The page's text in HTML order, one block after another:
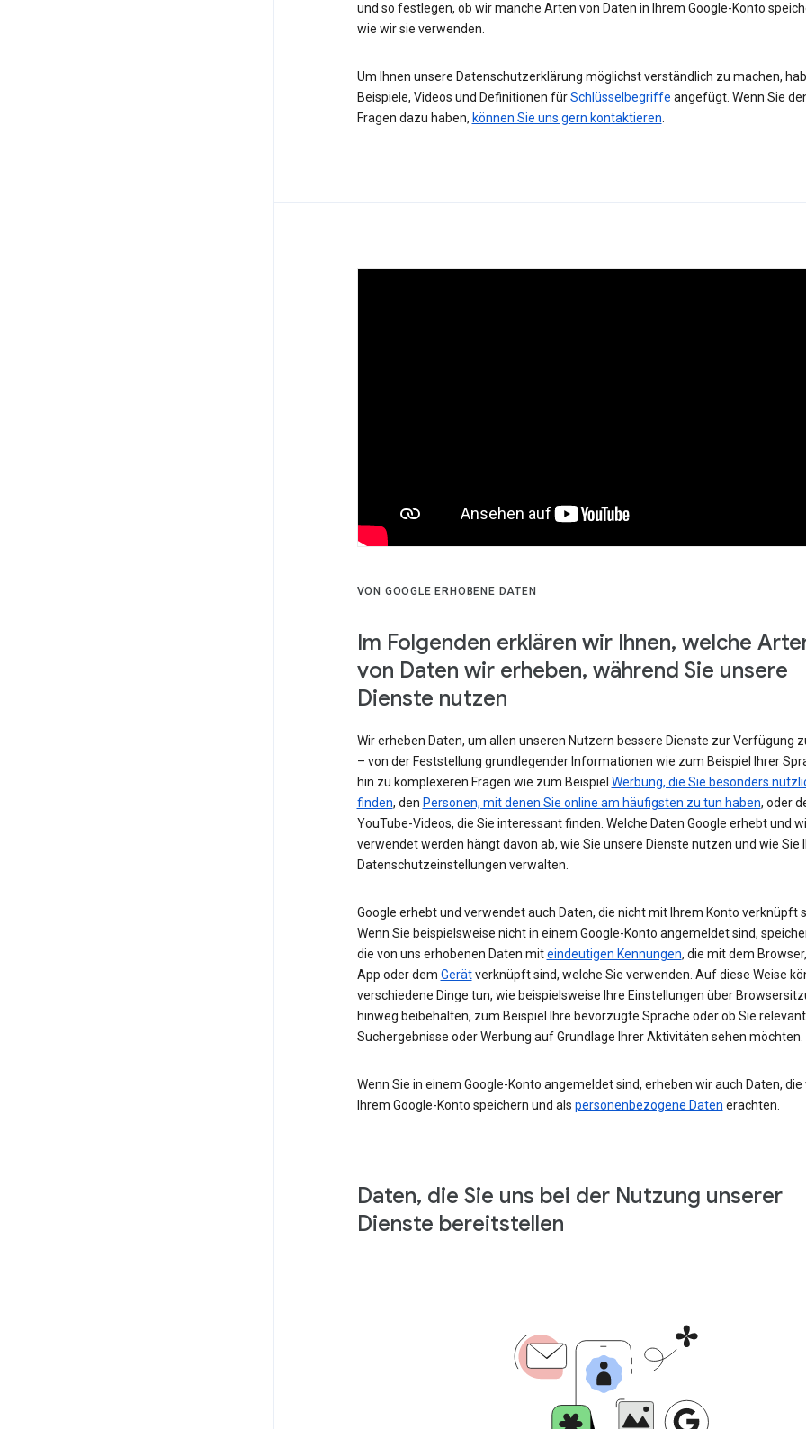
und so festlegen, ob wir manche Arten von Daten in Ihrem Google-Konto
wie wir sie verwenden.
Um Ihnen unsere Datenschutzerklärung möglichst verständlich zu machen,
Beispiele, Videos und Definitionen fürSchlüsselbegriffe angefügt. Wenn Sie
Fragen dazu haben, können Sie uns gern kontaktieren.
VON GOOGLE ERHOBENE DATEN
Im Folgenden erklären wir Ihnen, welche
von Daten wir erheben, während Sie unsere
Dienste nutzen
Wir erheben Daten, um allen unseren Nutzern bessere Dienste zur Verfügung
– von der Feststellung grundlegender Informationen wie zum Beispiel Ihrer
hin zu komplexeren Fragen wie zum Beispiel Werbung, die Sie besonders
finden, den Personen, mit denen Sie online am häufigsten zu tun haben, oder
YouTube-Videos, die Sie interessant finden. Welche Daten Google erhebt und
verwendet werden hängt davon ab, wie Sie unsere Dienste nutzen und wie Sie
Datenschutzeinstellungen verwalten.
Google erhebt und verwendet auch Daten, die nicht mit Ihrem Konto verknüpft
Wenn Sie beispielsweise nicht in einem Google-Konto angemeldet sind,
die von uns erhobenen Daten miteindeutigen Kennungen, die mit dem
App oder dem Gerätverknüpft sind, welche Sie verwenden. Auf diese Weise
verschiedene Dinge tun, wie beispielsweise Ihre Einstellungen über
hinweg beibehalten, zum Beispiel Ihre bevorzugte Sprache oder ob Sie
Suchergebnisse oder Werbung auf Grundlage Ihrer Aktivitäten sehen möchten.
Wenn Sie in einem Google-Konto angemeldet sind, erheben wir auch Daten, die
Ihrem Google-Konto speichern und als personenbezogene Daten erachten.
Daten, die Sie uns bei der Nutzung unserer
Dienste bereitstellen